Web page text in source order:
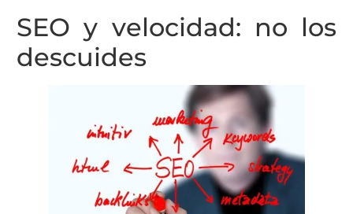
SEO y velocidad: no los
descuides